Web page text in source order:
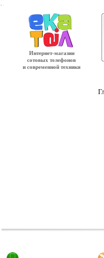
Интернет-магазин
сотовых телефонов
и современной техники